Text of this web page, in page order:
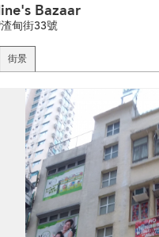
Bazaar
甸街33號
街景